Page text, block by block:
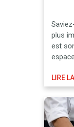
plus
est
une
les
de
LIRE